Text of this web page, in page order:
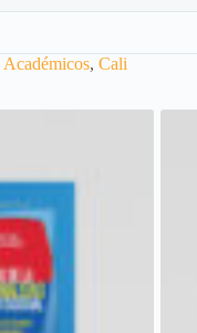
Académicos, Cali